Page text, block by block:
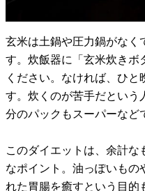
玄米は土鍋や圧力鍋がなく
す。炊飯器に「玄米炊きボ
ください。なければ、ひ
す。炊くのが苦手だという
分のパックもスーパーなど
このダイエットは、余計な
なポイント。油っぽいもの
れた胃腸を癒すという目的